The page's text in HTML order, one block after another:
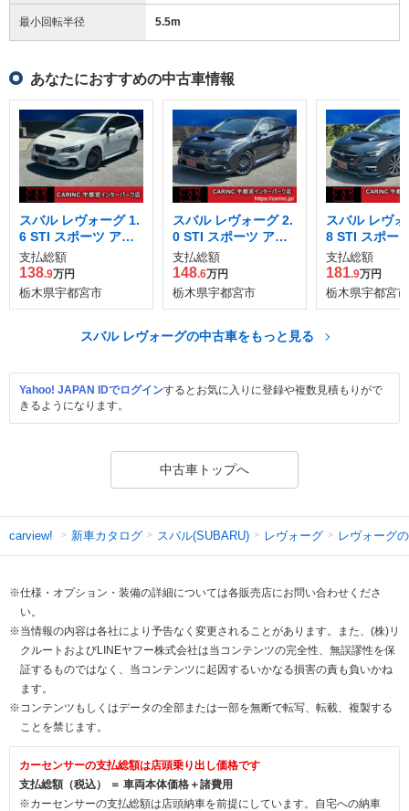
最小回転半径 5.5m
あなたにおすすめの中古車情報
スバル レヴォーグ 1.
6 STI スポーツ アイ
サイト 4WD
支払総額
138.9万円
栃木県宇都宮市
スバル レヴォーグ 2.
0 STI スポーツ アイ
サイト 4WD
支払総額
148.6万円
栃木県宇都宮市
スバル レヴ
8 STI スポー
WD
支払総額
181.9万円
栃木県宇都宮市
スバル レヴォーグの中古車をもっと見る
Yahoo! JAPAN IDでログインするとお気に入りに登録や複数見積もりがで
きるようになります。
中古車トップへ
carview! 新車カタログ スバル(SUBARU) レヴォーグ レヴォーグ
※仕様・オプション・装備の詳細については各販売店にお問い合わせくださ
い。
※当情報の内容は各社により予告なく変更されることがあります。また、(株)リ
クルートおよびLINEヤフー株式会社は当コンテンツの完全性、無誤謬性を保
証するものではなく、当コンテンツに起因するいかなる損害の責も負いかね
ます。
※コンテンツもしくはデータの全部または一部を無断で転写、転載、複製する
ことを禁じます。
カーセンサーの支払総額は店頭乗り出し価格です
支払総額（税込） ＝ 車両本体価格＋諸費用
※カーセンサーの支払総額は店頭納車を前提にしています。自宅への納車